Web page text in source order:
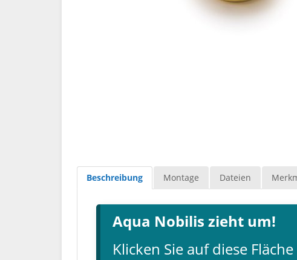
Beschreibung Montage Dateien
Aqua Nobilis zieht um!
Klicken Sie auf diese